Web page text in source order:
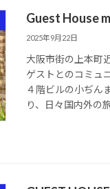
Guest House
2025年9月22日
大阪市街の上本町
ゲストとのコミュ
４階ビルの小ぢん
り、日々国内外の